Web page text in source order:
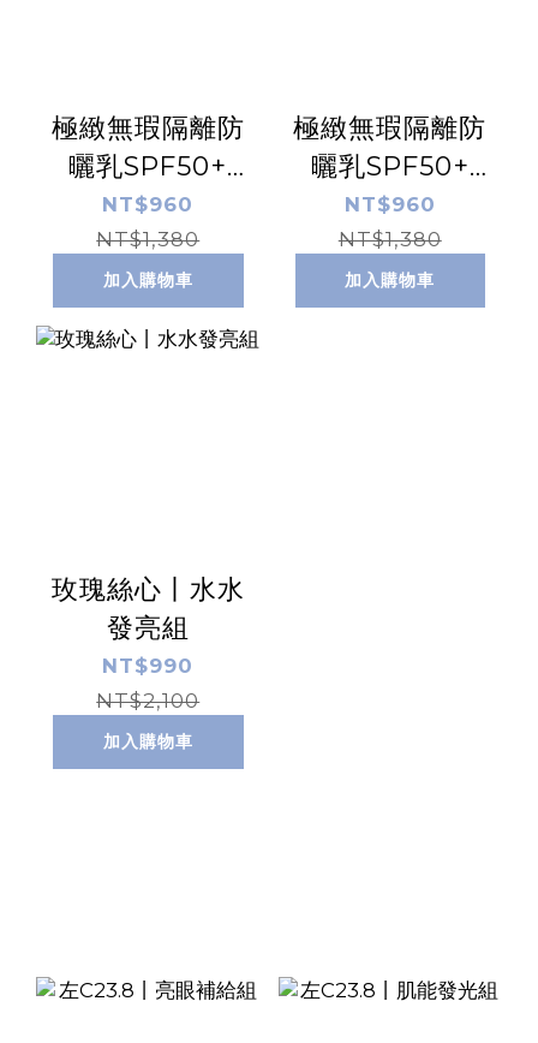
極緻無瑕隔離防
曬乳SPF50+
☆☆☆ 【清透
版】 50ml
NT$960
NT$1,380
加入購物車
極緻無瑕隔離防
曬乳SPF50+
☆☆☆☆
【膚】50ml
NT$960
NT$1,380
加入購物車
玫瑰絲心丨水水
發亮組
NT$990
NT$2,100
加入購物車